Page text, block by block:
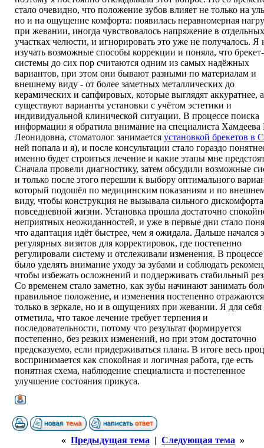
стало очевидно, что положение зубов влияет не только на
но и на ощущение комфорта: появилась неравномерная
при жевании, иногда чувствовалось напряжение в отдельных
участках челюсти, и игнорировать это уже не получалось. Я
изучать возможные способы коррекции и поняла, что брекет-
системы до сих пор считаются одним из самых надёжных
вариантов, при этом они бывают разными по материалам и
внешнему виду - от более заметных металлических до
керамических и сапфировых, которые выглядят аккуратнее,
существуют варианты установки с учётом эстетики и
индивидуальной клинической ситуации. В процессе поиска
информации я обратила внимание на специалиста Хамдеева
Леонидовна, стоматолог занимается установкой брекетов в
ней попала и я), и после консультации стало гораздо
именно будет строиться лечение и какие этапы мне
Сначала провели диагностику, затем обсудили возможные
и только после этого перешли к выбору оптимального
который подошёл по медицинским показаниям и по
виду, чтобы конструкция не вызывала сильного
повседневной жизни. Установка прошла достаточно
неприятных неожиданностей, и уже в первые дни стало
что адаптация идёт быстрее, чем я ожидала. Дальше начался
регулярных визитов для корректировок, где постепенно
регулировали систему и отслеживали изменения. В
было уделять внимание уходу за зубами и соблюдать
чтобы избежать осложнений и поддерживать стабильный
Со временем стало заметно, как зубы начинают занимать
правильное положение, и изменения постепенно
только в зеркале, но и в ощущениях при жевании. Я для себя
отметила, что такое лечение требует терпения и
последовательности, потому что результат формируется
постепенно, без резких изменений, но при этом достаточно
предсказуемо, если придерживаться плана. В итоге весь
воспринимается как спокойная и логичная работа, где есть
понятная схема, наблюдение специалиста и постепенное
улучшение состояния прикуса.
« Предыдущая тема | Следующая тема »